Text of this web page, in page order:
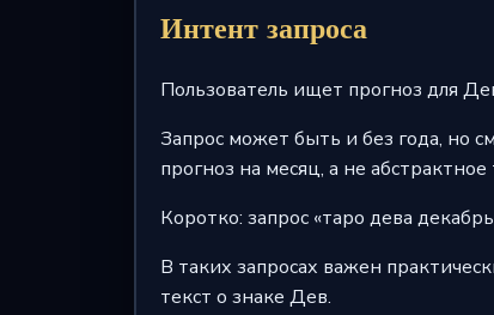
Интент запроса
Пользователь ищет прогноз для
Запрос может быть и без года, но
прогноз на месяц, а не абстрактное
Коротко: запрос «таро дева
В таких запросах важен
текст о знаке Дев.